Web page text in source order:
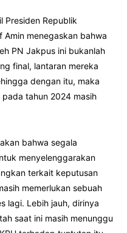
Presiden Republik
Amin menegaskan bahwa
PN Jakpus ini bukanlah
final, lantaran mereka
dengan itu, maka
tahun 2024 masih
bahwa segala
menyelenggarakan
terkait keputusan
memerlukan sebuah
lagi. Lebih jauh, dirinya
saat ini masih menunggu